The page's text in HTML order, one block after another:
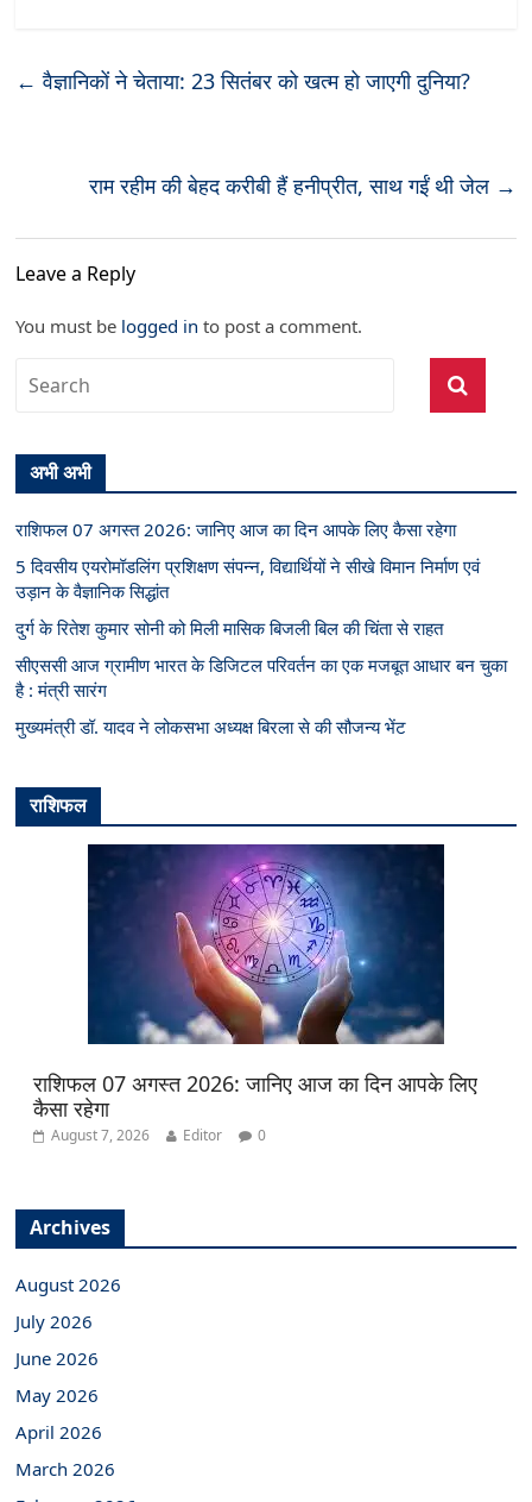
← वैज्ञानिकों ने चेताया: 23 सितंबर को खत्म हो जाएगी दुनिया?
राम रहीम की बेहद करीबी हैं हनीप्रीत, साथ गईं थी जेल →
Leave a Reply
You must be logged in to post a comment.
अभी अभी
राशिफल 07 अगस्त 2026: जानिए आज का दिन आपके लिए कैसा रहेगा
5 दिवसीय एयरोमॉडलिंग प्रशिक्षण संपन्न, विद्यार्थियों ने सीखे विमान निर्माण एवं
उड़ान के वैज्ञानिक सिद्धांत
दुर्ग के रितेश कुमार सोनी को मिली मासिक बिजली बिल की चिंता से राहत
सीएससी आज ग्रामीण भारत के डिजिटल परिवर्तन का एक मजबूत आधार बन चुका
है : मंत्री सारंग
मुख्यमंत्री डॉ. यादव ने लोकसभा अध्यक्ष बिरला से की सौजन्य भेंट
राशिफल
राशिफल 07 अगस्त 2026: जानिए आज का दिन आपके लिए
कैसा रहेगा
August 7, 2026 Editor 0
Archives
August 2026
July 2026
June 2026
May 2026
April 2026
March 2026